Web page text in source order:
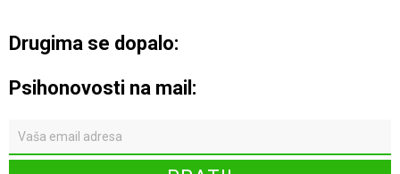
Drugima se dopalo:
Psihonovosti na mail: